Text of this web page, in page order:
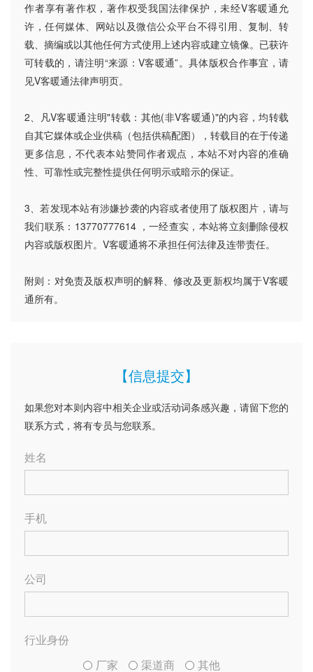
作者享有著作权，著作权受我国法律保护，未经V客暖通允
许，任何媒体、网站以及微信公众平台不得引用、复制、转
载、摘编或以其他任何方式使用上述内容或建立镜像。已获许
可转载的，请注明“来源：V客暖通”。具体版权合作事宜，请
见V客暖通法律声明页。
2、凡V客暖通注明"转载：其他(非V客暖通)"的内容，均转载
自其它媒体或企业供稿（包括供稿配图），转载目的在于传递
更多信息，不代表本站赞同作者观点，本站不对内容的准确
性、可靠性或完整性提供任何明示或暗示的保证。
3、若发现本站有涉嫌抄袭的内容或者使用了版权图片，请与
我们联系：13770777614 ，一经查实，本站将立刻删除侵权
内容或版权图片。V客暖通将不承担任何法律及连带责任。
附则：对免责及版权声明的解释、修改及更新权均属于V客暖
通所有。